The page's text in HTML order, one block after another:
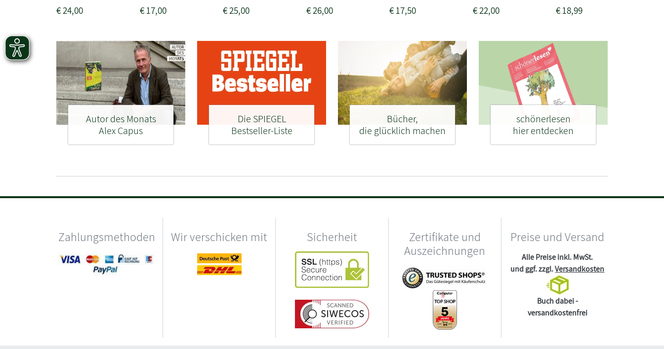
€24,00 €17,00 €25,00 €26,00 €17,50 €22,00 €18,99
Autor des Monats
Alex Capus
Die SPIEGEL
Bestseller-Liste
Bücher,
die glücklich machen
schönerlesen
hier entdecken
Zahlungsmethoden Wir verschicken mit Sicherheit
Zertifikate und
Auszeichnungen
Preise und Versand
Alle Preise inkl. MwSt.
und ggf. zzgl.Versandkosten
Buch dabei -
versandkostenfrei